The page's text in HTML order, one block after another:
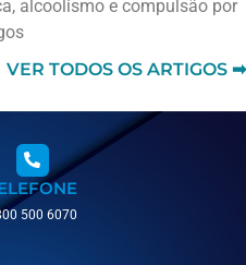
alcoolismo e compulsão por
VER TODOS OS ARTIGOS ➡
500 6070